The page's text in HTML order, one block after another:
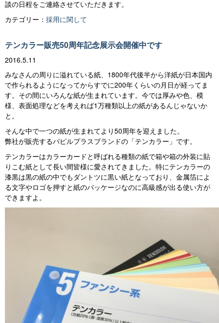
談の日程をご連絡させていただきます。
カテゴリー： 採用に関して
テンカラー販売50周年記念展示会開催中です
2016.5.11
みなさんの周りに溢れている紙、1800年代後半から洋紙が日本国内
で作られるようになってからすでに200年くらいの月日が経ってま
す。その間にいろんな紙が生まれています。今では厚みや色、模
様、表面処理などを考えれば1万種類以上の紙があるんじゃないか
と。
そんな中で一つの紙が生まれてより50周年を迎えました。
弊社が販売するパピルプラスブランドの「テンカラー」です。
テンカラーはカラーカードと呼ばれる種類の紙で箱や箱の外装に貼
りこむ紙として長い間皆様に愛されてきました。特にテンカラーの
漆黒は黒の紙の中でもダントツに黒い紙となっており、金属箔によ
る文字やロゴを押すと紙のパッケージなのに高級感が出る使い方が
できますよ。